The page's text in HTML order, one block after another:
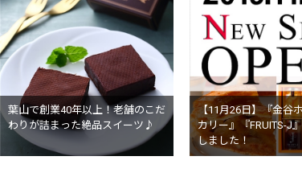
葉山で創業40年以上！老舗のこだ
わりが詰まった絶品スイーツ♪
【11月26日】『金谷
カリー』『FRUITS-J
しました！